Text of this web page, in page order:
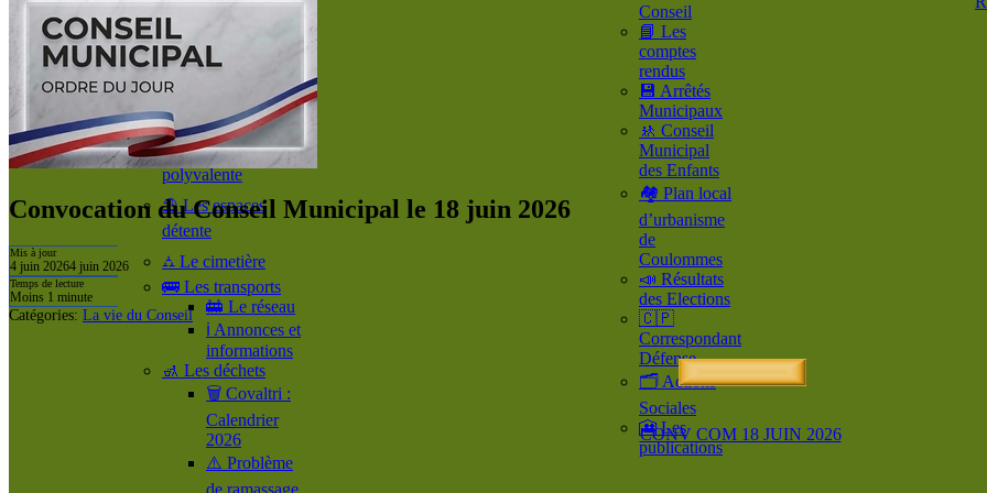
d’arriver à
Coulommes!
🔉 Présentation de
Coulommes
📸 Coulommes vu
du ciel 📷
🤹‍♀️ La salle
polyvalente
⛱️ Les espaces
détente
⛼ Le cimetière
🚌 Les transports
🚋 Le réseau
ℹ️ Annonces et
informations
🚮 Les déchets
🗑️ Covaltri :
Calendrier
2026
⚠️ Problème
de ramassage
Conseil
📘 Les
comptes
rendus
💾 Arrêtés
Municipaux
🚸 Conseil
Municipal
des Enfants
🏘️ Plan local
d’urbanisme
de
Coulommes
📣 Résultats
des Elections
🇨🇵
Correspondant
Défense
🗂️ Actions
Sociales
🎦 Les
publications
Convocation du Conseil Municipal le 18 juin 2026
Mis à jour
4 juin 20264 juin 2026
Temps de lecture
Moins 1 minute
Catégories: La vie du Conseil
CONV COM 18 JUIN 2026